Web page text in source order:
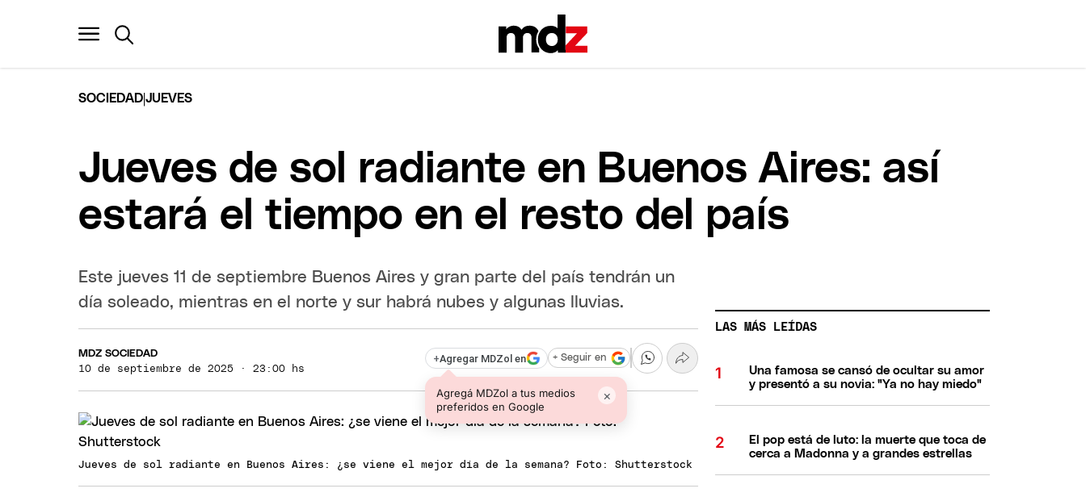
SOCIEDAD|JUEVES
Jueves de sol radiante en Buenos Aires: así
estará el tiempo en el resto del país
Este jueves 11 de septiembre Buenos Aires y gran parte del país tendrán un
día soleado, mientras en el norte y sur habrá nubes y algunas lluvias.
MDZ SOCIEDAD
10 de septiembre de 2025 · 23:00 hs
+Agregar MDZol en
Agregá MDZol a tus medios
preferidos en Google
×
+ Seguir en
Jueves de sol radiante en Buenos Aires: ¿se viene el mejor día de la semana? Foto: Shutterstock
LAS MÁS LEÍDAS
Una famosa se cansó de ocultar su amor
y presentó a su novia: "Ya no hay miedo"
El pop está de luto: la muerte que toca de
cerca a Madonna y a grandes estrellas